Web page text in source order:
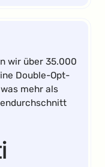
wir über 35.000
Double-Opt-
mehr als